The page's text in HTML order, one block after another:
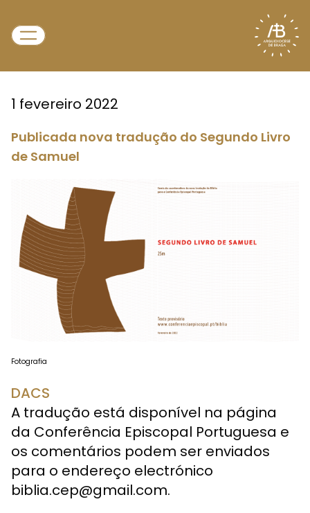
1 fevereiro 2022
Publicada nova tradução do Segundo Livro
de Samuel
Fotografia
DACS
A tradução está disponível na página
da Conferência Episcopal Portuguesa e
os comentários podem ser enviados
para o endereço electrónico
biblia.cep@gmail.com.